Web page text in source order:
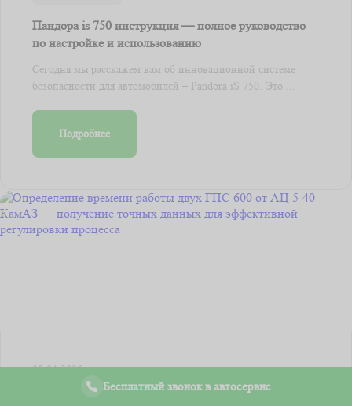
Пандора is 750 инструкция — полное руководство
по настройке и использованию
Сегодня мы расскажем вам об инновационной системе
безопасности для автомобилей – Pandora iS 750. Это ...
Подробнее
30.04.2026
Частные случаи
Бесплатный звонок в автосервис